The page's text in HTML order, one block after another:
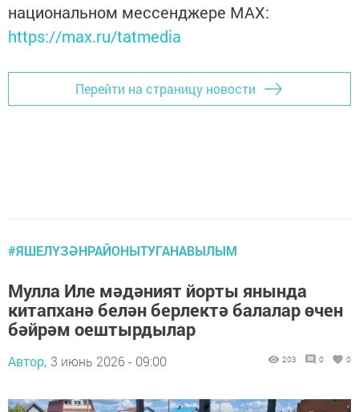
национальном мессенджере MАХ:
https://max.ru/tatmedia
Перейти на страницу новости
#ЯШЕЛҮЗӘНРАЙОНЫТУГАНАВЫЛЫМ
Мулла Иле мәдәният йорты янында
китапханә белән берлектә балалар өчен
бәйрәм оештырдылар
Автор, 3 июнь 2026 - 09:00 203 0 0